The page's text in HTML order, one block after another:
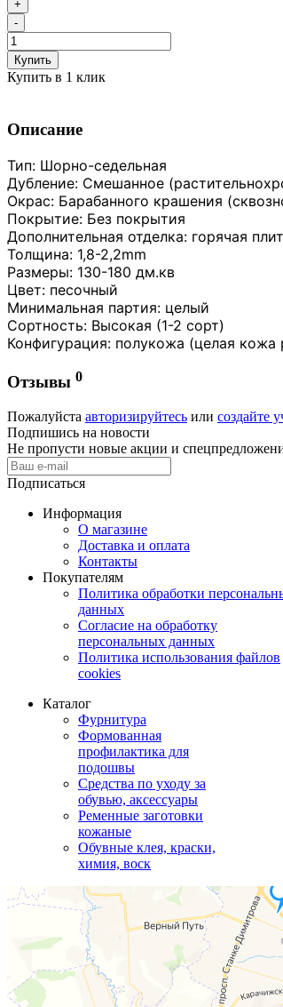
+
-
Купить
Купить в 1 клик
Описание
Тип: Шорно-седельная
Дубление: Смешанное
Окрас: Барабанного крашения
Покрытие: Без покрытия
Дополнительная отделка: горячая
Толщина: 1,8-2,2mm
Размеры: 130-180 дм.кв
Цвет: песочный
Минимальная партия: целый
Сортность: Высокая (1-2 сорт)
Конфигурация: полукожа (целая кожа
Отзывы 0
Пожалуйста авторизируйтесь или создайте
Подпишись на новости
Не пропусти новые акции и
Подписаться
Информация
О магазине
Доставка и оплата
Контакты
Покупателям
Политика обработки
данных
Согласие на обработку
персональных данных
Политика использования файлов
cookies
Каталог
Фурнитура
Формованная
профилактика для
подошвы
Средства по уходу за
обувью, аксессуары
Ременные заготовки
кожаные
Обувные клея, краски,
химия, воск